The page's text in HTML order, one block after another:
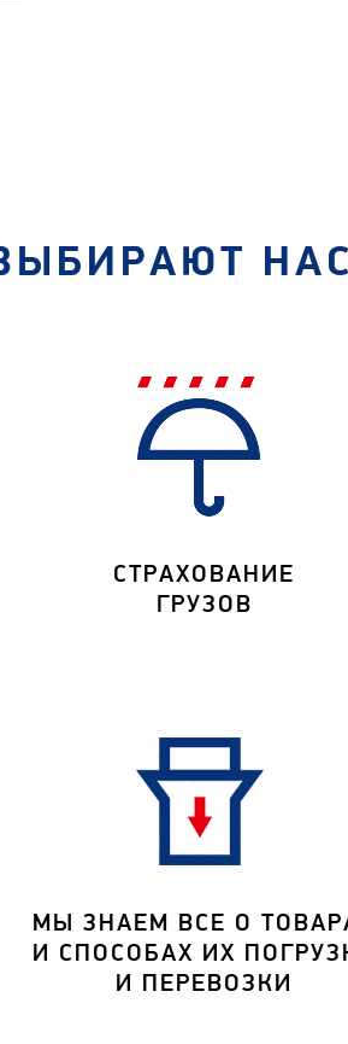
СТРАХОВАНИЕ
ГРУЗОВ
МЫ ЗНАЕМ ВСЕ О
И СПОСОБАХ ИХ
И ПЕРЕВОЗКИ